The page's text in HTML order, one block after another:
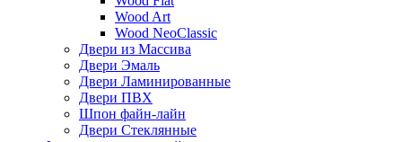
Wood Art
Wood NeoClassic
Двери из Массива
Двери Эмаль
Двери Ламинированные
Двери ПВХ
Шпон файн-лайн
Двери Стеклянные